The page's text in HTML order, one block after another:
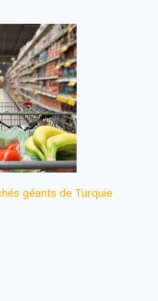
géants de Turquie